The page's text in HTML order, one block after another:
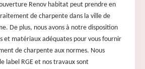
Renov habitat peut prendre en
de charpente dans la ville de
De plus, nous avons à notre disposition
et matériaux adéquates pour vous fournir
de charpente aux normes. Nous
label RGE et nos travaux sont